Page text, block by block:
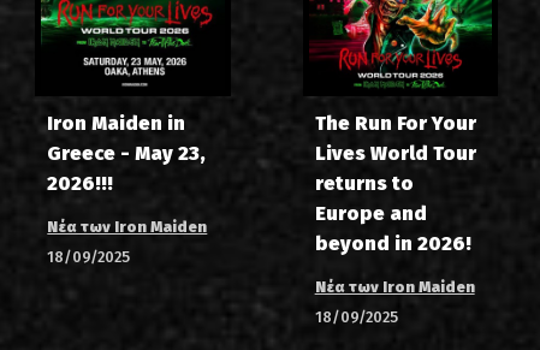
Iron Maiden in
Greece - May 23,
2026!!!
Νέα των Iron Maiden
18/09/2025
The Run For Your
Lives World Tour
returns to
Europe and
beyond in 2026!
Νέα των Iron Maiden
18/09/2025